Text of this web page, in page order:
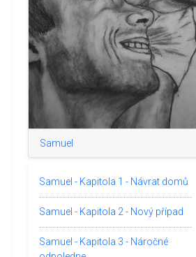
Samuel
Samuel - Kapitola 1 - Návrat domů
Samuel - Kapitola 2 - Nový případ
Samuel - Kapitola 3 - Náročné